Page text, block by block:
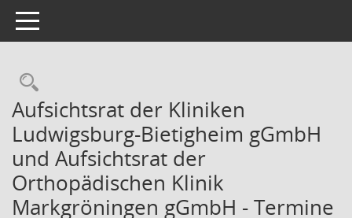
Toggle navigation
Aufsichtsrat der Kliniken
Ludwigsburg-Bietigheim gGmbH
und Aufsichtsrat der
Orthopädischen Klinik
Markgröningen gGmbH - Termine